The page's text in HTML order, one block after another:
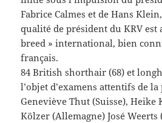
Fabrice Calmes et de Hans
qualité de président du KRV est
breed » international, bien
français.
84 British shorthair (68) et
l’objet d’examens attentifs de la
Geneviève Thut (Suisse), Heike
Kölzer (Allemagne) José Weerts